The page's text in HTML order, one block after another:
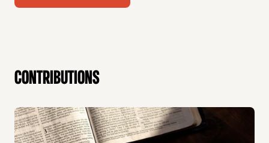
théologique des Bernardins, Mai 2018
Dieu, accompagnateur ou pasteur de son peuple
l’Église à l’écoute, à la suite d’Amoris Laetitia, Mars
2019
Connaissance de soi et de l’autre,Formation
contributions